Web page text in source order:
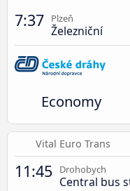
7:37 Plzeň
Železniční
Economy
Vital Euro Trans
11:45 Drohobych
Central bus